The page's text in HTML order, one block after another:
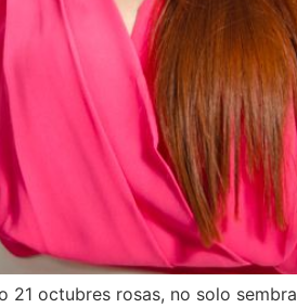
octubres rosas, no solo